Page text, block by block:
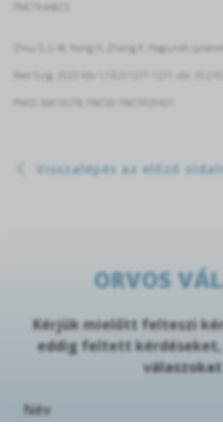
Zhou S, Li W, Xiang H, Zhang K. Haglund's
Med Surg. 2023 Feb 1;13(2):1227-1231. doi:
Visszalépés az előző
ORVOS
Kérjük mielőtt felteszi
eddig feltett kérdéseket,
válaszokat
Név